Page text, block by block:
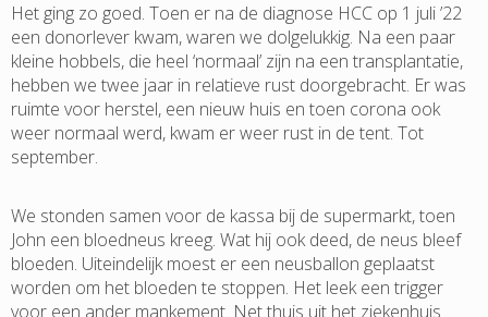
Het ging zo goed. Toen er na de diagnose HCC op 1 juli ’22
een donorlever kwam, waren we dolgelukkig. Na een paar
kleine hobbels, die heel ‘normaal’ zijn na een transplantatie,
hebben we twee jaar in relatieve rust doorgebracht. Er was
ruimte voor herstel, een nieuw huis en toen corona ook
weer normaal werd, kwam er weer rust in de tent. Tot
september.
We stonden samen voor de kassa bij de supermarkt, toen
John een bloedneus kreeg. Wat hij ook deed, de neus bleef
bloeden. Uiteindelijk moest er een neusballon geplaatst
worden om het bloeden te stoppen. Het leek een trigger
voor een ander mankement. Net thuis uit het ziekenhuis